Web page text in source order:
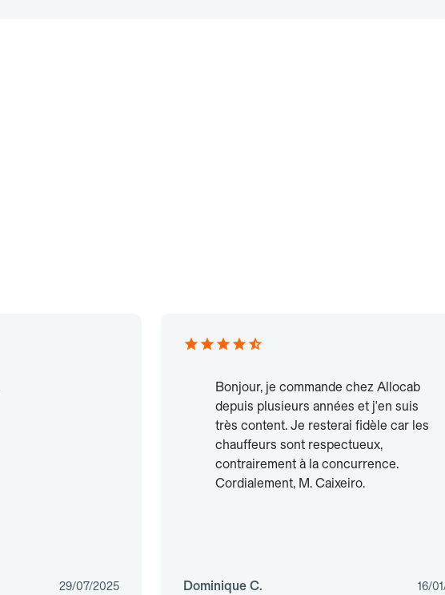
29/07/2025
Bonjour, je commande chez Allocab
depuis plusieurs années et j'en suis
très content. Je resterai fidèle car les
chauffeurs sont respectueux,
contrairement à la concurrence.
Cordialement, M. Caixeiro.
Dominique C. 16/